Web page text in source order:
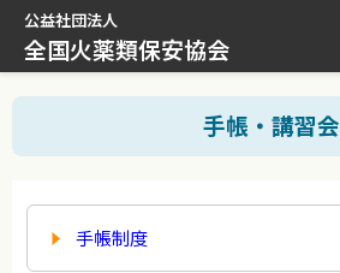
公益社団法人
全国火薬類保安協会
手帳・講習会
手帳制度